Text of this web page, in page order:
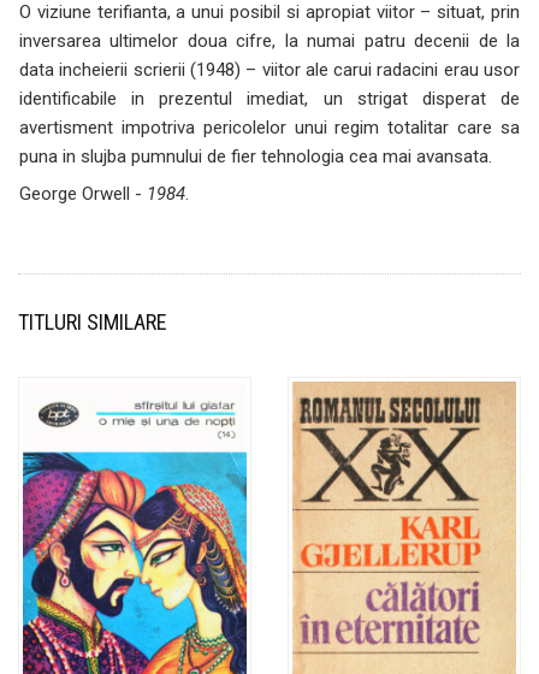
O viziune terifianta, a unui posibil si apropiat viitor – situat, prin
inversarea ultimelor doua cifre, la numai patru decenii de la
data incheierii scrierii (1948) – viitor ale carui radacini erau usor
identificabile in prezentul imediat, un strigat disperat de
avertisment impotriva pericolelor unui regim totalitar care sa
puna in slujba pumnului de fier tehnologia cea mai avansata.
George Orwell - 1984.
TITLURI SIMILARE